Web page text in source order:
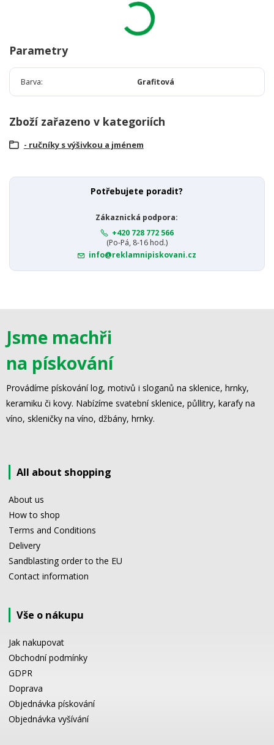
Parametry
Barva Grafitová
Zboží zařazeno v kategoriích
- ručníky s výšivkou a jménem
Potřebujete poradit?
Zákaznická podpora:
+420 728 772 566
(Po-Pá, 8-16 hod.)
info@reklamnipiskovani.cz
Jsme machři
na pískování
Provádíme pískování log, motivů i sloganů na sklenice, hrnky,
keramiku či kovy. Nabízíme svatební sklenice, půllitry, karafy na
víno, skleničky na víno, džbány, hrnky.
All about shopping
About us
How to shop
Terms and Conditions
Delivery
Sandblasting order to the EU
Contact information
Vše o nákupu
Jak nakupovat
Obchodní podmínky
GDPR
Doprava
Objednávka pískování
Objednávka vyšívání